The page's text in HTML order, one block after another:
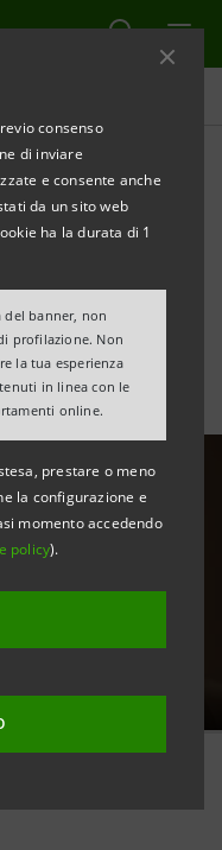
consenso
di inviare
e consente anche
da un sito web
ha la durata di 1
del banner, non
profilazione. Non
la tua esperienza
in linea con le
online.
prestare o meno
la configurazione e
momento accedendo
policy).
le
italiane
digitale